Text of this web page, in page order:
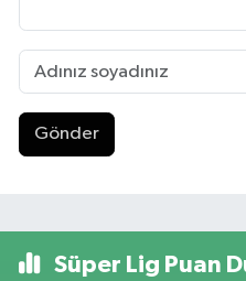
Gönder
Süper Lig Puan